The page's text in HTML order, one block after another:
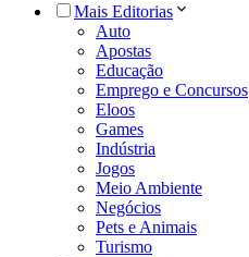
Mais Editorias
Auto
Apostas
Educação
Emprego e Concursos
Eloos
Games
Indústria
Jogos
Meio Ambiente
Negócios
Pets e Animais
Turismo